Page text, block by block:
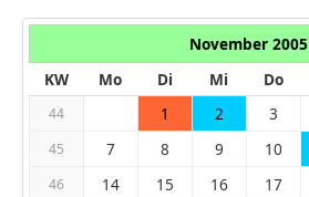
November 2005
KW
Mo Di Mi Do
44 1 2 3
45 7 8 9 10
46 14 15 16 17